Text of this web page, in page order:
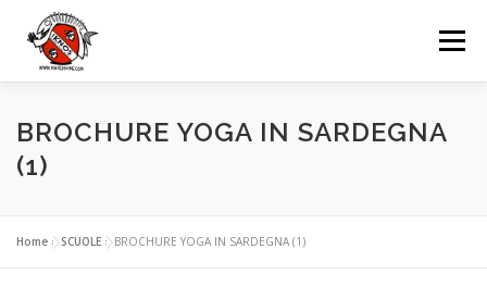
contenuto
Menu
IKNOS DIVING ESCURSIONI
BROCHURE YOGA IN SARDEGNA
(1)
Home »SCUOLE »BROCHURE YOGA IN SARDEGNA (1)